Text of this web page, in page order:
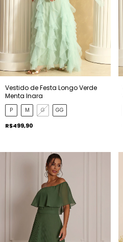
Vestido de Festa Longo Verde
Menta Inara
P M G GG
R$499,90